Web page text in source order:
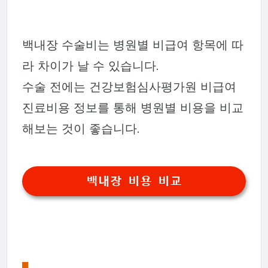
백내장 수술비는 병원별 비급여 항목에 따
라 차이가 날 수 있습니다.
수술 전에는 건강보험심사평가원 비급여
진료비용 정보를 통해 병원별 비용을 비교
해보는 것이 좋습니다.
백내장 비용 비교